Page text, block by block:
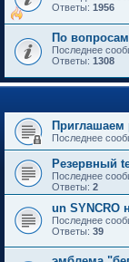
Ответы: 1956
По
Последнее
Ответы: 1308
Приглашаем
Последнее
Резервный
Последнее
Ответы: 2
un SYNCRO
Последнее
Ответы: 39